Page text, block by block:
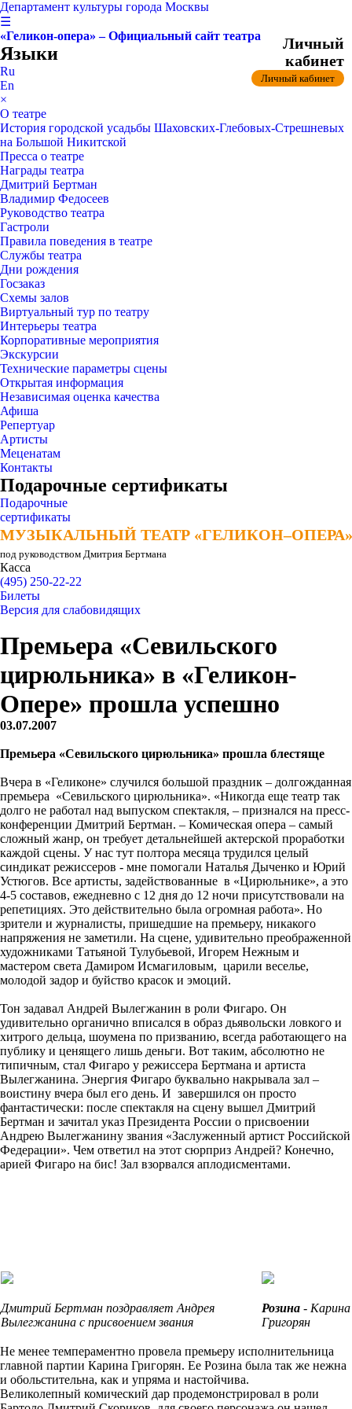
Департамент культуры города Москвы
☰
«Геликон-опера» – Официальный сайт театра
Языки
Ru
En
×
О театре
История городской усадьбы Шаховских-Глебовых-Стрешневых
на Большой Никитской
Пресса о театре
Награды театра
Дмитрий Бертман
Владимир Федосеев
Руководство театра
Гастроли
Правила поведения в театре
Службы театра
Дни рождения
Госзаказ
Схемы залов
Виртуальный тур по театру
Интерьеры театра
Корпоративные мероприятия
Экскурсии
Технические параметры сцены
Открытая информация
Независимая оценка качества
Афиша
Репертуар
Артисты
Меценатам
Контакты
Подарочные сертификаты
Подарочные
сертификаты
МУЗЫКАЛЬНЫЙ ТЕАТР «ГЕЛИКОН–ОПЕРА»
МУЗЫКАЛЬНЫЙ ТЕАТР «ГЕЛИКОН–ОПЕРА»
под руководством Дмитрия Бертмана
Касса
(495) 250-22-22
Личный
кабинет
Личный кабинет
Билеты
Версия для слабовидящих
Премьера «Севильского
цирюльника» в «Геликон-
Опере» прошла успешно
03.07.2007
Премьера «Севильского цирюльника» прошла блестяще
Вчера в «Геликоне» случился большой праздник – долгожданная
премьера «Севильского цирюльника». «Никогда еще театр так
долго не работал над выпуском спектакля, – признался на пресс-
конференции Дмитрий Бертман. – Комическая опера – самый
сложный жанр, он требует детальнейшей актерской проработки
каждой сцены. У нас тут полтора месяца трудился целый
синдикат режиссеров - мне помогали Наталья Дыченко и Юрий
Устюгов. Все артисты, задействованные в «Цирюльнике», а это
4-5 составов, ежедневно с 12 дня до 12 ночи присутствовали на
репетициях. Это действительно была огромная работа». Но
зрители и журналисты, пришедшие на премьеру, никакого
напряжения не заметили. На сцене, удивительно преображенной
художниками Татьяной Тулубьевой, Игорем Нежным и
мастером света Дамиром Исмагиловым, царили веселье,
молодой задор и буйство красок и эмоций.
Тон задавал Андрей Вылегжанин в роли Фигаро. Он
удивительно органично вписался в образ дьявольски ловкого и
хитрого дельца, шоумена по призванию, всегда работающего на
публику и ценящего лишь деньги. Вот таким, абсолютно не
типичным, стал Фигаро у режиссера Бертмана и артиста
Вылегжанина. Энергия Фигаро буквально накрывала зал –
воистину вчера был его день. И завершился он просто
фантастически: после спектакля на сцену вышел Дмитрий
Бертман и зачитал указ Президента России о присвоении
Андрею Вылегжанину звания «Заслуженный артист Российской
Федерации». Чем ответил на этот сюрприз Андрей? Конечно,
арией Фигаро на бис! Зал взорвался аплодисментами.
Дмитрий Бертман поздравляет Андрея
Вылегжанина с присвоением звания
Розина - Карина
Григорян
Не менее темпераментно провела премьеру исполнительница
главной партии Карина Григорян. Ее Розина была так же нежна
и обольстительна, как и упряма и настойчива.
Великолепный комический дар продемонстрировал в роли